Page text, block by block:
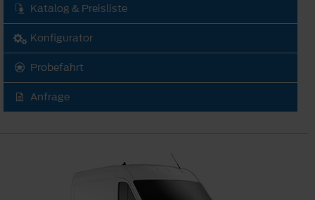
Katalog & Preisliste
Konfigurator
Probefahrt
Anfrage